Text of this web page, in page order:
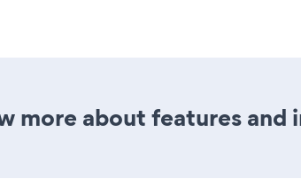
more about features and